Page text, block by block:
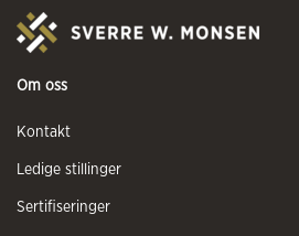
Om oss
Kontakt
Ledige stillinger
Sertifiseringer